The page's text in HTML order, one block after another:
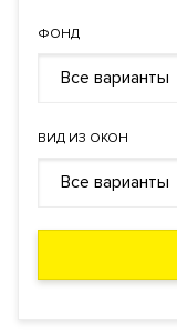
ФОНД
Все варианты
ВИД ИЗ ОКОН
Все варианты